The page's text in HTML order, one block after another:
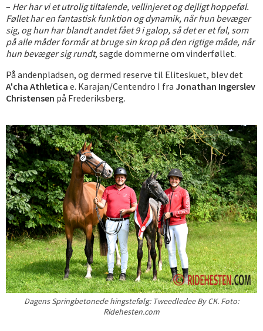
– Her har vi et utrolig tiltalende, vellinjeret og dejligt hoppeføl.
Føllet har en fantastisk funktion og dynamik, når hun bevæger
sig, og hun har blandt andet fået 9 i galop, så det er et føl, som
på alle måder formår at bruge sin krop på den rigtige måde, når
hun bevæger sig rundt, sagde dommerne om vinderføllet.
På andenpladsen, og dermed reserve til Eliteskuet, blev det
A'cha Athletica e. Karajan/Centendro I fra Jonathan Ingerslev
Christensen på Frederiksberg.
Dagens Springbetonede hingstefølg: Tweedledee By CK. Foto:
Ridehesten.com